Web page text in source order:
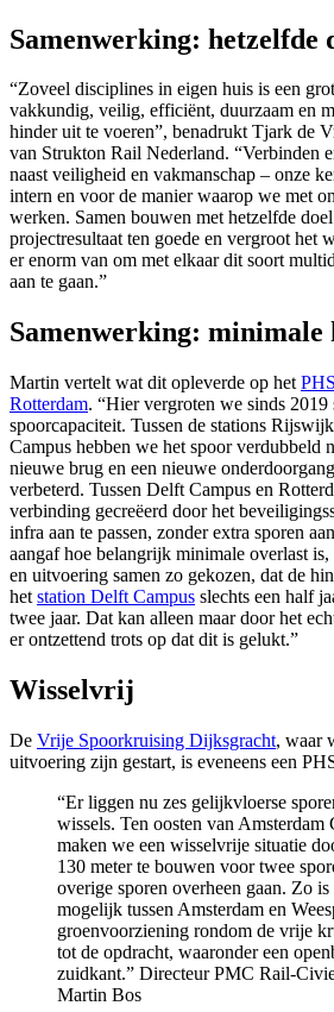
Samenwerking: hetzelfde
“Zoveel disciplines in eigen huis is een
vakkundig, veilig, efficiënt, duurzaam en
hinder uit te voeren”, benadrukt Tjark de
van Strukton Rail Nederland. “Verbinden
naast veiligheid en vakmanschap – onze
intern en voor de manier waarop we met
werken. Samen bouwen met hetzelfde
projectresultaat ten goede en vergroot het
er enorm van om met elkaar dit soort
aan te gaan.”
Samenwerking: minimale
Martin vertelt wat dit opleverde op het
Rotterdam. “Hier vergroten we sinds 2019
spoorcapaciteit. Tussen de stations
Campus hebben we het spoor verdubbeld
nieuwe brug en een nieuwe
verbeterd. Tussen Delft Campus en
verbinding gecreëerd door het
infra aan te passen, zonder extra sporen
aangaf hoe belangrijk minimale overlast
en uitvoering samen zo gekozen, dat de
het station Delft Campus slechts een half
twee jaar. Dat kan alleen maar door het
er ontzettend trots op dat dit is gelukt.”
Wisselvrij
De Vrije Spoorkruising Dijksgracht, waar
uitvoering zijn gestart, is eveneens een
“Er liggen nu zes gelijkvloerse
wissels. Ten oosten van Amsterdam
maken we een wisselvrije situatie
130 meter te bouwen voor twee
overige sporen overheen gaan. Zo
mogelijk tussen Amsterdam en
groenvoorziening rondom de vrije
tot de opdracht, waaronder een
zuidkant.” Directeur PMC Rail-
Martin Bos